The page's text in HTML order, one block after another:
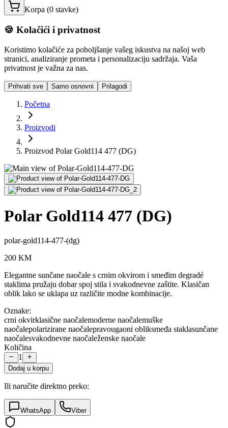
Korpa (0 stavke)
🍪 Kolačići i privatnost
Koristimo kolačiće za poboljšanje vašeg iskustva na našoj web
stranici, analiziranje prometa i personalizaciju sadržaja. Vaša
privatnost je važna za nas.
Prihvati sve Samo osnovni Prilagodi
Početna
Proizvodi
Proizvod Polar Gold114 477 (DG)
Polar Gold114 477 (DG)
polar-gold114-477-(dg)
200 KM
Elegantne sunčane naočale s crnim okvirom i smeđim degradé
staklima pružaju dobar spoj stila i svakodnevne zaštite. Klasičan
oblik lako se uklapa uz različite modne kombinacije.
Oznake:
crni okvirklasične naočalemoderne naočalemuške
naočalepolarizirane naočalepravougaoni obliksmeđa staklasunčane
naočalesvakodnevne naočaleženske naočale
Količina
1
Dodaj u korpu
Ili naručite direktno preko:
WhatsApp Viber